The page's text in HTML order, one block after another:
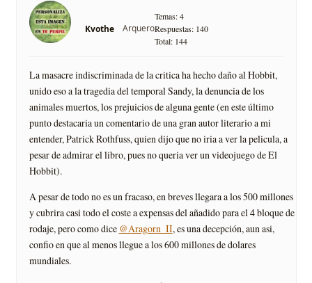
Kvothe Arquero
Temas: 4
Respuestas: 140
Total: 144
La masacre indiscriminada de la critica ha hecho daño al Hobbit,
unido eso a la tragedia del temporal Sandy, la denuncia de los
animales muertos, los prejuicios de alguna gente (en este último
punto destacaria un comentario de una gran autor literario a mi
entender, Patrick Rothfuss, quien dijo que no iria a ver la pelicula, a
pesar de admirar el libro, pues no queria ver un videojuego de El
Hobbit).
A pesar de todo no es un fracaso, en breves llegara a los 500 millones
y cubrira casi todo el coste a expensas del añadido para el 4 bloque de
rodaje, pero como dice @Aragorn_II, es una decepción, aun asi,
confio en que al menos llegue a los 600 millones de dolares
mundiales.